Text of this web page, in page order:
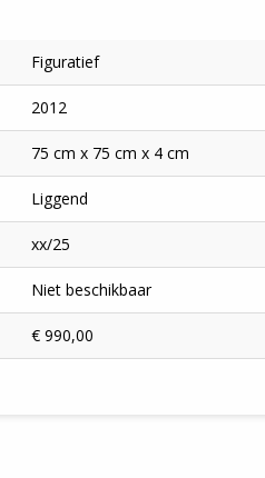
Figuratief
2012
75 cm x 75 cm x 4 cm
Liggend
xx/25
Niet beschikbaar
€ 990,00